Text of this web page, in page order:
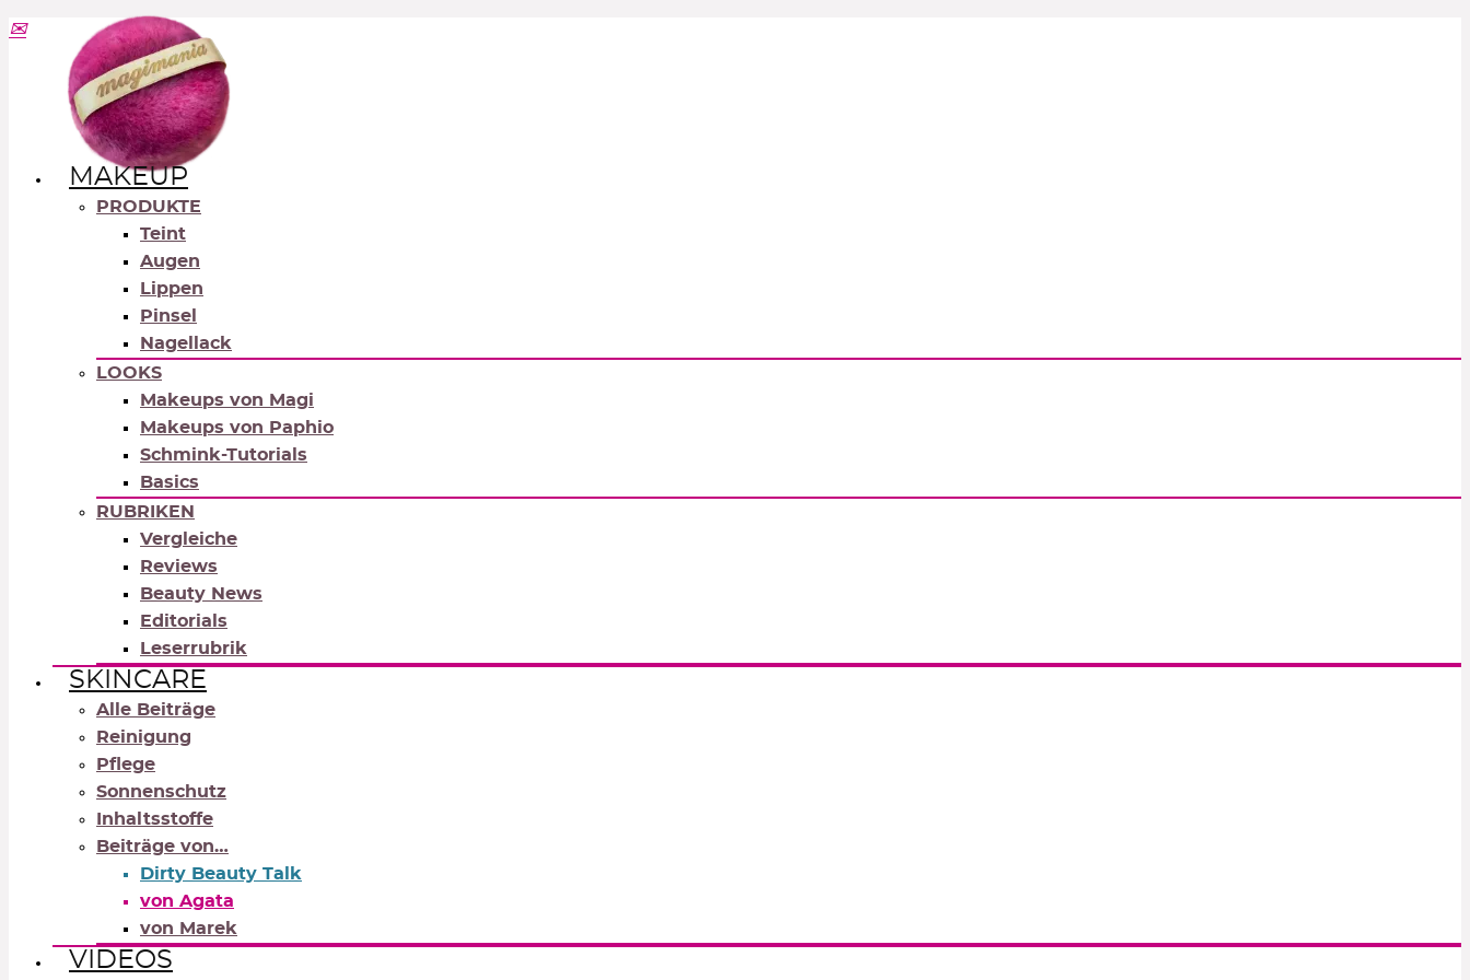
MAKEUP
PRODUKTE
Teint
Augen
Lippen
Pinsel
Nagellack
LOOKS
Makeups von Magi
Makeups von Paphio
Schmink-Tutorials
Basics
RUBRIKEN
Vergleiche
Reviews
Beauty News
Editorials
Leserrubrik
SKINCARE
Alle Beiträge
Reinigung
Pflege
Sonnenschutz
Inhaltsstoffe
Beiträge von…
Dirty Beauty Talk
von Agata
von Marek
VIDEOS